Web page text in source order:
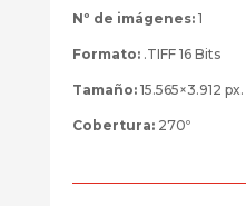
Nº de imágenes:1
Formato:.TIFF 16 Bits
Tamaño:15.565×3.912 px.
Cobertura:270º